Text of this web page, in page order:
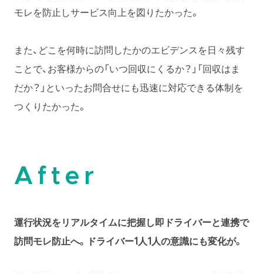
モレを防止しサービス向上を図りたかった。
また、どこを何時に訪問したかのエビデンスを日々残す
ことで、お客様からの「いつ回収にくるか？」「回収はま
だか？」といったお問合せにも迅速に対応できる体制を
つくりたかった。
After
運行状況をリアルタイムに把握し即ドライバーと連携で
訪問モレ防止へ。ドライバー1人1人の意識にも変化が。